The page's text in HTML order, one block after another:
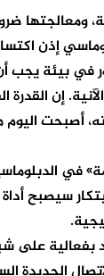
ومعالجتها
إذن
في بيئة يجب
إن القدرة
أصبحت اليوم
في
سيصبح
بفعالية على